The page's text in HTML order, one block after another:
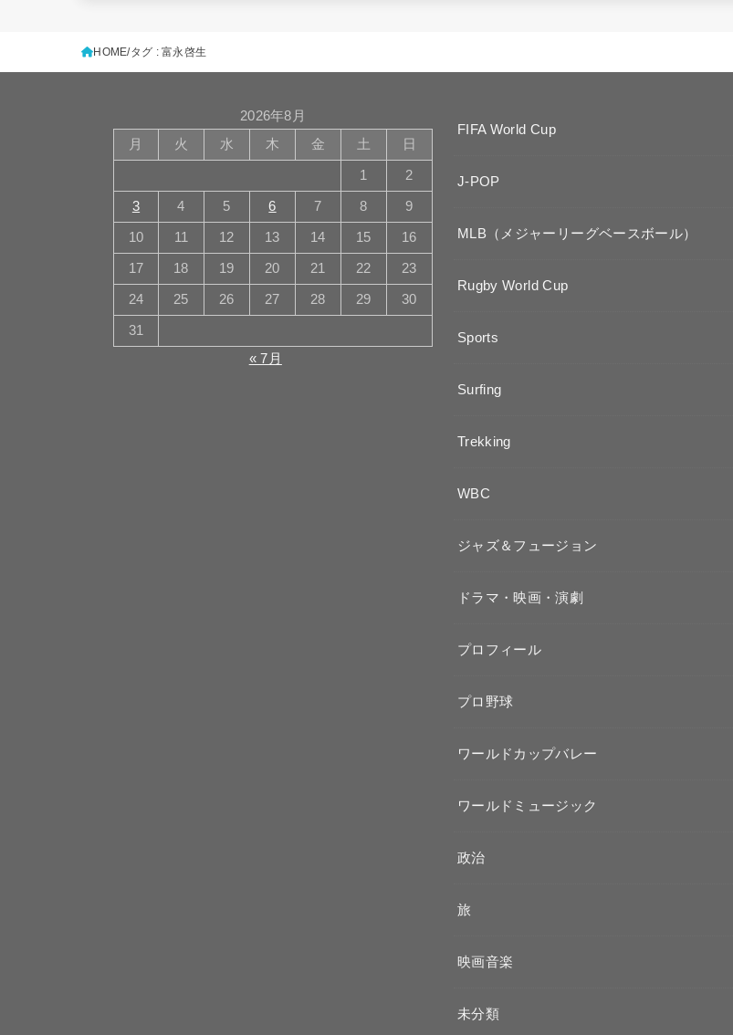
HOME タグ : 富永啓生
2026年8月
月
火 水 木 金 土 日
1 2
3 4 5 6 7 8 9
10 11 12 13 14 15 16
17 18 19 20 21 22 23
24 25 26 27 28 29 30
31
« 7月
FIFA World Cup
J-POP
MLB（メジャーリーグベースボール）
Rugby World Cup
Sports
Surfing
Trekking
WBC
ジャズ＆フュージョン
ドラマ・映画・演劇
プロフィール
プロ野球
ワールドカップバレー
ワールドミュージック
政治
旅
映画音楽
未分類